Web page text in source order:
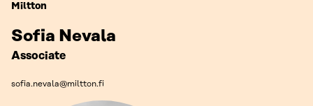
Miltton
Sofia Nevala
Associate
sofia.nevala@miltton.fi